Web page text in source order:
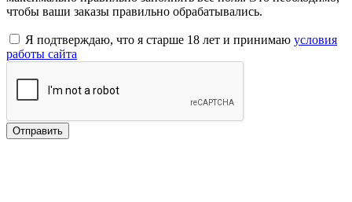
чтобы ваши заказы правильно обрабатывались.
Я подтверждаю, что я старше 18 лет и принимаю условия
работы сайта
Отправить